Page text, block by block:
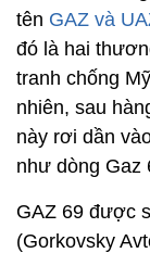
tên GAZ và
đó là hai
tranh chống
nhiên, sau
này rơi dần
như dòng Gaz
GAZ 69 được
(Gorkovsky